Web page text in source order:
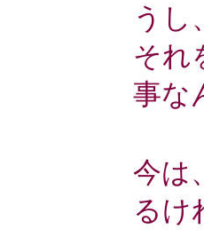
うし
それ
事な
今は
るけ